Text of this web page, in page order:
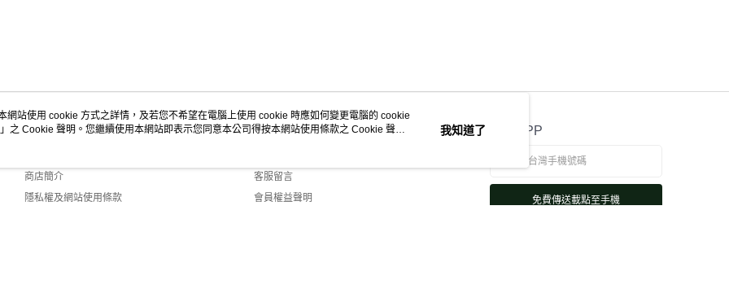
關於我們
商店簡介
隱私權及網站使用條款
客服資訊
客服留言
會員權益聲明
官方APP
免費傳送載點至手機
網站使用 cookie 方式之詳情，及若您不希望在電腦上使用 cookie 時應如何變更電腦的 cookie
」之 Cookie 聲明。您繼續使用本網站即表示您同意本公司得按本網站使用條款之 Cookie 聲明
我知道了